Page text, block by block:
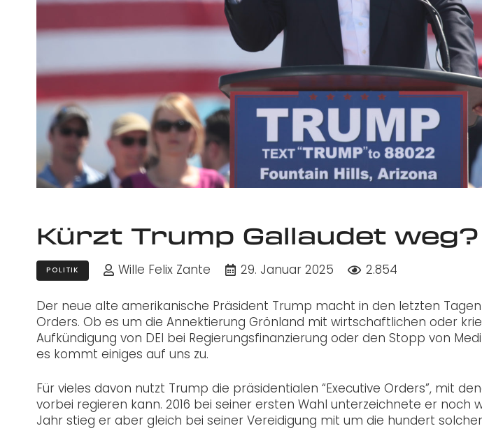
Kürzt Trump Gallaudet weg?
POLITIK Wille Felix Zante 29. Januar 2025 2.854
Der neue alte amerikanische Präsident Trump macht in den letzten
Orders. Ob es um die Annektierung Grönland mit wirtschaftlichen oder
Aufkündigung von DEI bei Regierungsfinanzierung oder den Stopp von
es kommt einiges auf uns zu.
Für vieles davon nutzt Trump die präsidentialen “Executive Orders”, mit
vorbei regieren kann. 2016 bei seiner ersten Wahl unterzeichnete er noch
Jahr stieg er aber gleich bei seiner Vereidigung mit um die hundert